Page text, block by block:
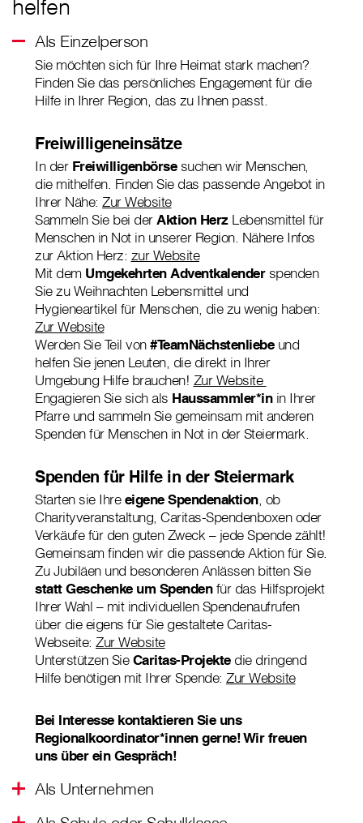
helfen
Als Einzelperson
Sie möchten sich für Ihre Heimat stark machen?
Finden Sie das persönliches Engagement für die
Hilfe in Ihrer Region, das zu Ihnen passt.
Freiwilligeneinsätze
In der Freiwilligenbörsesuchen wir Menschen,
die mithelfen. Finden Sie das passende Angebot in
Ihrer Nähe: Zur Website
Sammeln Sie bei derAktion HerzLebensmittel für
Menschen in Not in unserer Region. Nähere Infos
zur Aktion Herz: zur Website
Mit dem Umgekehrten Adventkalenderspenden
Sie zu Weihnachten Lebensmittel und
Hygieneartikel für Menschen, die zu wenig haben:
Zur Website
Werden Sie Teil von#TeamNächstenliebe und
helfen Sie jenen Leuten, die direkt in Ihrer
Umgebung Hilfe brauchen! Zur Website
Engagieren Sie sich als Haussammler*inin Ihrer
Pfarre und sammeln Sie gemeinsam mit anderen
Spenden für Menschen in Not in der Steiermark.
Spenden für Hilfe in der Steiermark
Starten sie Ihreeigene Spendenaktion, ob
Charityveranstaltung, Caritas-Spendenboxen oder
Verkäufe für den guten Zweck – jede Spende zählt!
Gemeinsam finden wir die passende Aktion für Sie.
Zu Jubiläen und besonderen Anlässen bitten Sie
statt Geschenke um Spendenfür das Hilfsprojekt
Ihrer Wahl – mit individuellen Spendenaufrufen
über die eigens für Sie gestaltete Caritas-
Webseite: Zur Website
Unterstützen SieCaritas-Projektedie dringend
Hilfe benötigen mit Ihrer Spende: Zur Website
Bei Interesse kontaktieren Sie uns
Regionalkoordinator*innen gerne! Wir freuen
uns über ein Gespräch!
Als Unternehmen